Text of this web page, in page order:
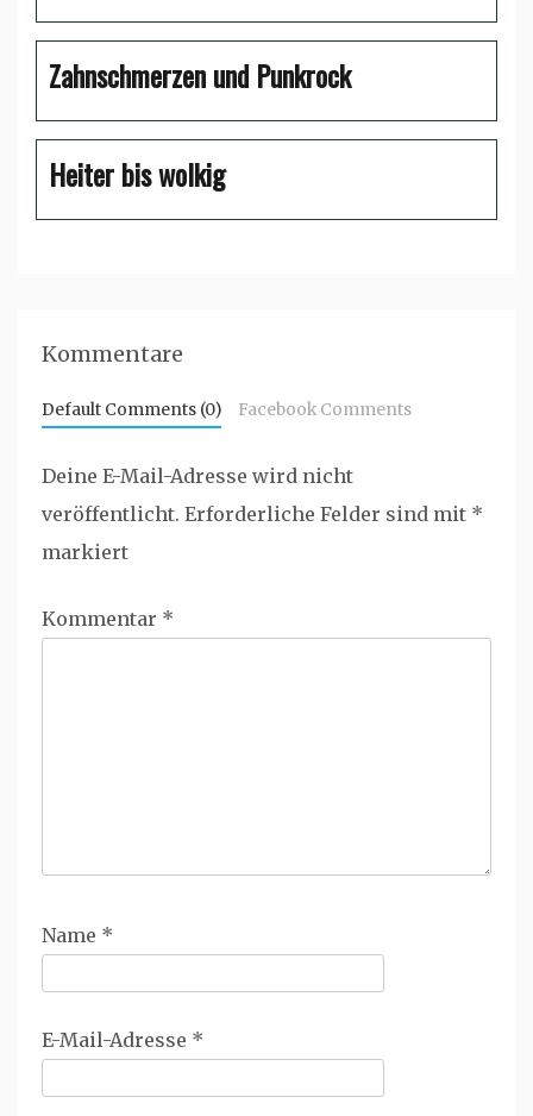
Zahnschmerzen und Punkrock
Heiter bis wolkig
Kommentare
Default Comments (0) Facebook Comments
Deine E-Mail-Adresse wird nicht
veröffentlicht. Erforderliche Felder sind mit *
markiert
Kommentar *
Name *
E-Mail-Adresse *